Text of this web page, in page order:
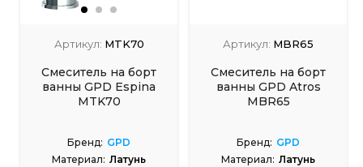
Артикул: MTK70
Смеситель на борт
ванны GPD Espina
MTK70
Бренд: GPD
Материал: Латунь
Артикул: MBR65
Смеситель на борт
ванны GPD Atros
MBR65
Бренд: GPD
Материал: Латунь